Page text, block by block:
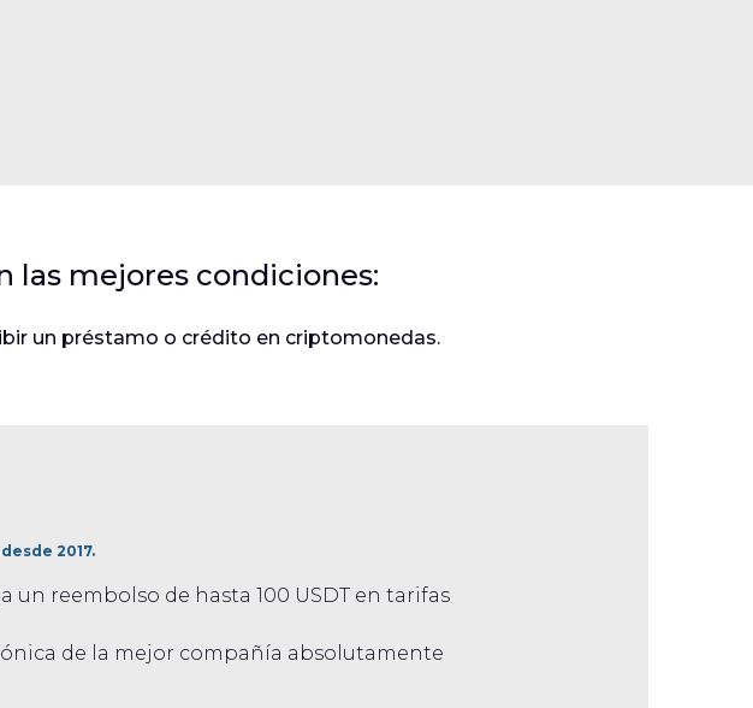
las mejores condiciones:
un préstamo o crédito en criptomonedas.
2017.
un reembolso de hasta 100 USDT en tarifas
de la mejor compañía absolutamente